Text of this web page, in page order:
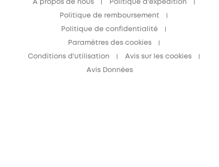
À propos de nous Politique d'expédition
Politique de remboursement
Politique de confidentialité
Paramètres des cookies
Conditions d'utilisation Avis sur les cookies
Avis Données